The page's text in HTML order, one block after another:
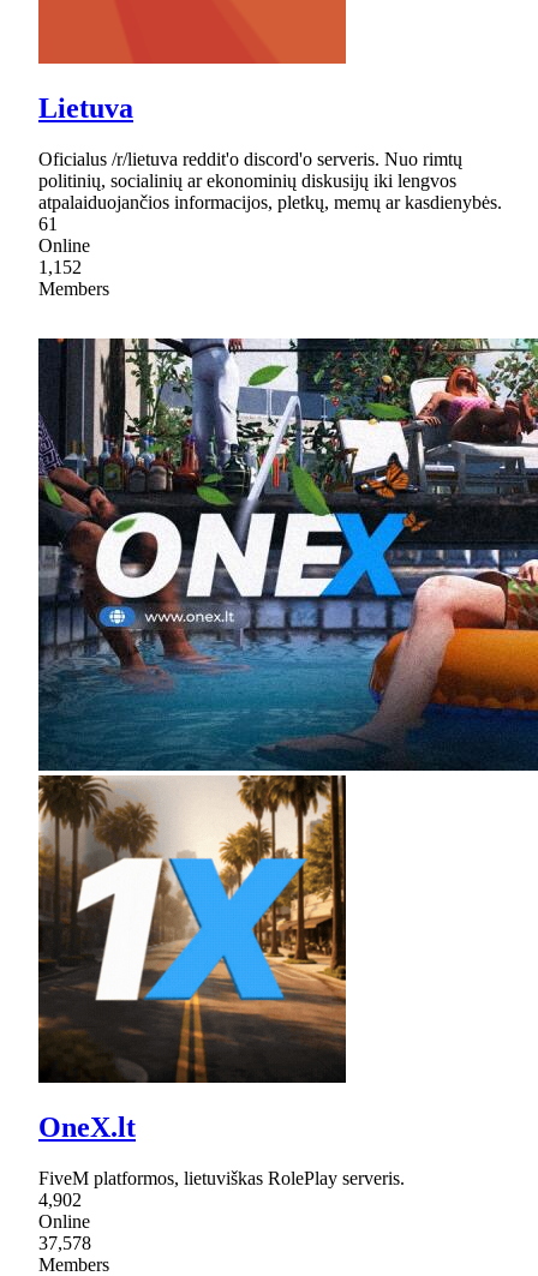
Lietuva
Oficialus /r/lietuva reddit'o discord'o serveris. Nuo rimtų
politinių, socialinių ar ekonominių diskusijų iki lengvos
atpalaiduojančios informacijos, pletkų, memų ar kasdienybės.
61
Online
1,152
Members
OneX.lt
FiveM platformos, lietuviškas RolePlay serveris.
4,902
Online
37,578
Members